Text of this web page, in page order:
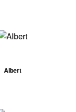
Albert